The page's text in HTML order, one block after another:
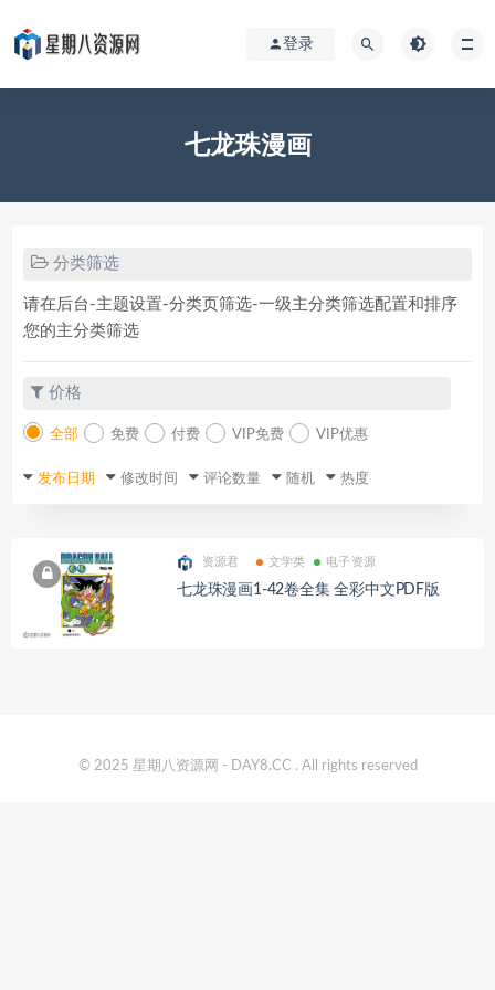
登录
七龙珠漫画
分类筛选
请在后台-主题设置-分类页筛选-一级主分类筛选配置和排序
您的主分类筛选
价格
全部 免费 付费 VIP免费 VIP优惠
发布日期 修改时间 评论数量 随机 热度
资源君 文学类 电子资源
七龙珠漫画1-42卷全集 全彩中文PDF版
© 2025 星期八资源网 - DAY8.CC . All rights reserved